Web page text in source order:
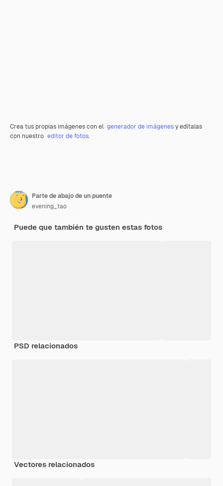
Crea tus propias imágenes con el generador de imágenesy edítalas
con nuestro editor de fotos.
Parte de abajo de un puente
evening_tao
Puede que también te gusten estas fotos
PSD relacionados
Vectores relacionados